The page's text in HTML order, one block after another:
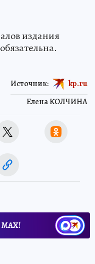
издания
Елена КОЛЧИНА
Источник: kp.ru
МАХ!